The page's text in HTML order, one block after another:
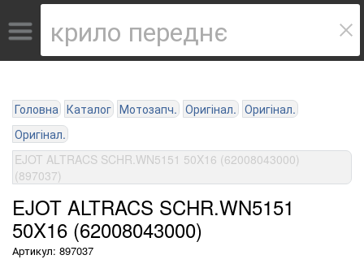
Головна Каталог Мотозапч. Оригінал. Оригінал.
Оригінал.
EJOT ALTRACS SCHR.WN5151 50X16 (62008043000)
(897037)
EJOT ALTRACS SCHR.WN5151
50X16 (62008043000)
Артикул: 897037